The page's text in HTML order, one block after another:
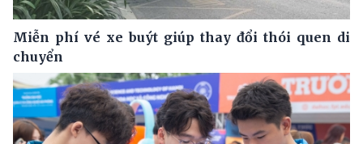
Miễn phí vé xe buýt giúp thay đổi thói quen di
chuyển